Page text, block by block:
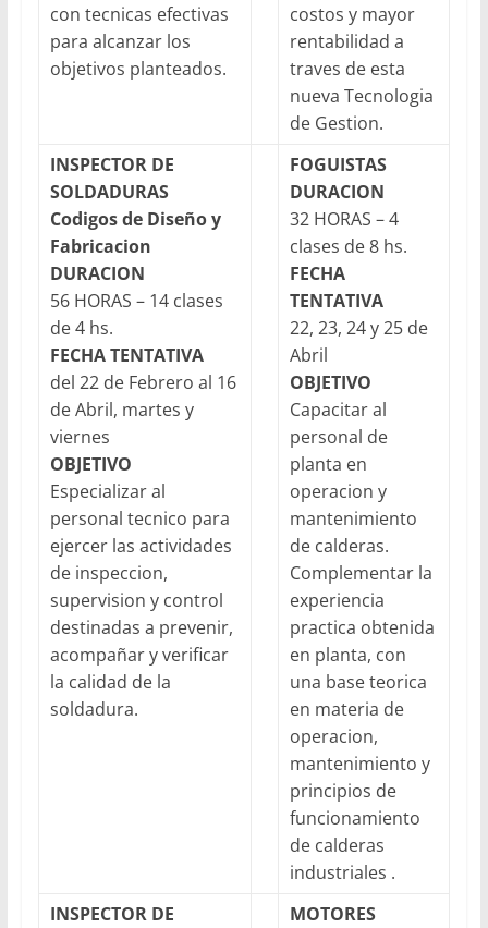
con tecnicas efectivas
para alcanzar los
objetivos planteados.
costos y mayor
rentabilidad a
traves de esta
nueva Tecnologia
de Gestion.
INSPECTOR DE
SOLDADURAS
Codigos de Diseño y
Fabricacion
DURACION
56 HORAS – 14 clases
de 4 hs.
FECHA TENTATIVA
del 22 de Febrero al 16
de Abril, martes y
viernes
OBJETIVO
Especializar al
personal tecnico para
ejercer las actividades
de inspeccion,
supervision y control
destinadas a prevenir,
acompañar y verificar
la calidad de la
soldadura.
FOGUISTAS
DURACION
32 HORAS – 4
clases de 8 hs.
FECHA
TENTATIVA
22, 23, 24 y 25 de
Abril
OBJETIVO
Capacitar al
personal de
planta en
operacion y
mantenimiento
de calderas.
Complementar la
experiencia
practica obtenida
en planta, con
una base teorica
en materia de
operacion,
mantenimiento y
principios de
funcionamiento
de calderas
industriales .
INSPECTOR DE
MOTORES